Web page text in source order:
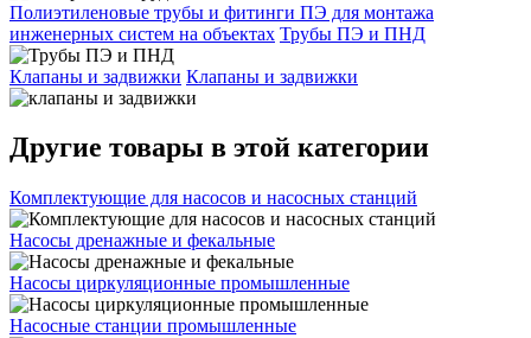
Полиэтиленовые трубы и фитинги ПЭ для монтажа
инженерных систем на объектах Трубы ПЭ и ПНД
Клапаны и задвижки Клапаны и задвижки
Другие товары в этой категории
Комплектующие для насосов и насосных станций
Насосы дренажные и фекальные
Насосы циркуляционные промышленные
Насосные станции промышленные